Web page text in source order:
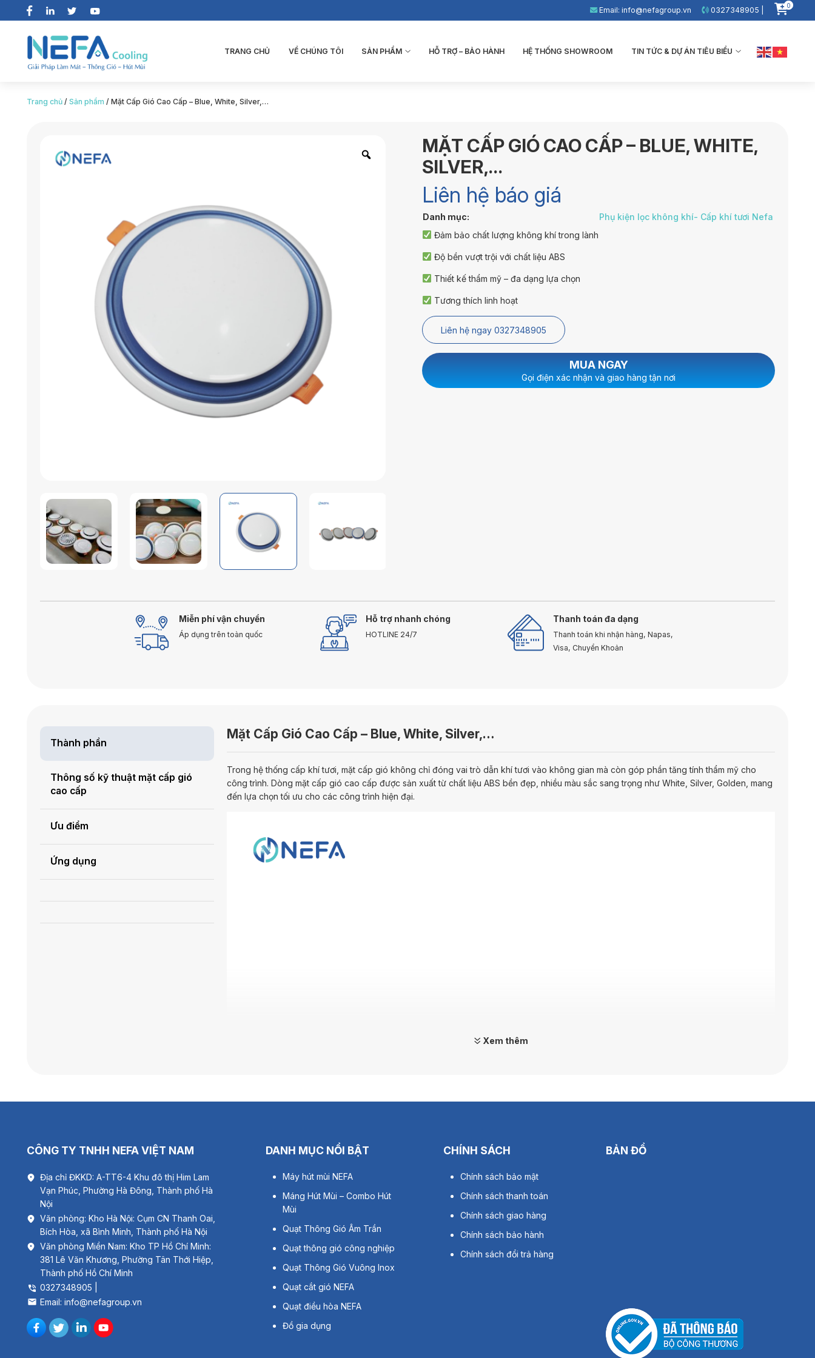
Email: info@nefagroup.vn 0327348905 | 0
TRANG CHỦ VỀ CHÚNG TÔI SẢN PHẨM HỖ TRỢ – BẢO HÀNH HỆ THỐNG SHOWROOM TIN TỨC & DỰ ÁN TIÊU BIỂU
Trang chủ /Sản phẩm /Mặt Cấp Gió Cao Cấp – Blue, White, Silver,…
MẶT CẤP GIÓ CAO CẤP – BLUE, WHITE,
SILVER,…
Liên hệ báo giá
Danh mục:
Phụ kiện lọc không khí- Cấp khí tươi Nefa
Đảm bảo chất lượng không khí trong lành
Độ bền vượt trội với chất liệu ABS
Thiết kế thẩm mỹ – đa dạng lựa chọn
Tương thích linh hoạt
Liên hệ ngay 0327348905
MUA NGAY
Gọi điện xác nhận và giao hàng tận nơi
Miễn phí vận chuyển
Áp dụng trên toàn quốc
Hỗ trợ nhanh chóng
HOTLINE 24/7
Thanh toán đa dạng
Thanh toán khi nhận hàng, Napas,
Visa, Chuyển Khoản
Thành phần
Thông số kỹ thuật mặt cấp gió
cao cấp
Ưu điểm
Ứng dụng
Mặt Cấp Gió Cao Cấp – Blue, White, Silver,…
Trong hệ thống cấp khí tươi, mặt cấp gió không chỉ đóng vai trò dẫn khí tươi vào không gian mà còn góp phần tăng tính thẩm mỹ cho
công trình. Dòng mặt cấp gió cao cấp được sản xuất từ chất liệu ABS bền đẹp, nhiều màu sắc sang trọng như White, Silver, Golden, mang
đến lựa chọn tối ưu cho các công trình hiện đại.
Xem thêm
CÔNG TY TNHH NEFA VIỆT NAM
Địa chỉ ĐKKD: A-TT6-4 Khu đô thị Him Lam
Vạn Phúc, Phường Hà Đông, Thành phố Hà
Nội
Văn phòng: Kho Hà Nội: Cụm CN Thanh Oai,
Bích Hòa, xã Bình Minh, Thành phố Hà Nội
Văn phòng Miền Nam: Kho TP Hồ Chí Minh:
381 Lê Văn Khương, Phường Tân Thới Hiệp,
Thành phố Hồ Chí Minh
0327348905 |
Email: info@nefagroup.vn
DANH MỤC NỔI BẬT
Máy hút mùi NEFA
Máng Hút Mùi – Combo Hút
Mùi
Quạt Thông Gió Âm Trần
Quạt thông gió công nghiệp
Quạt Thông Gió Vuông Inox
Quạt cắt gió NEFA
Quạt điều hòa NEFA
Đồ gia dụng
CHÍNH SÁCH
Chính sách bảo mật
Chính sách thanh toán
Chính sách giao hàng
Chính sách bảo hành
Chính sách đổi trả hàng
BẢN ĐỒ